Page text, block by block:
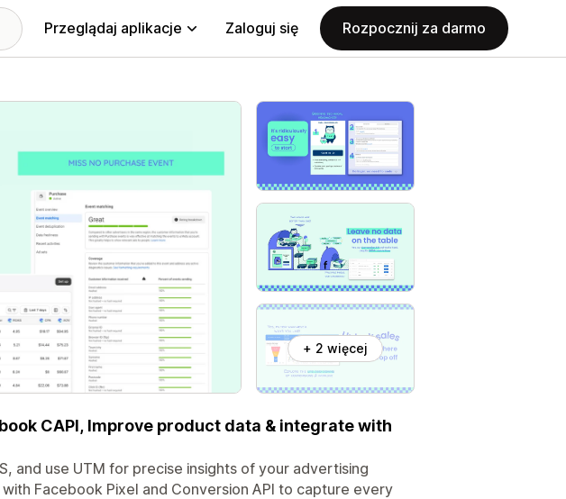
Przeglądaj aplikacje Zaloguj się Rozpocznij za darmo
+ 2 więcej
CAPI, Improve product data & integrate with
and use UTM for precise insights of your advertising
Facebook Pixel and Conversion API to capture every